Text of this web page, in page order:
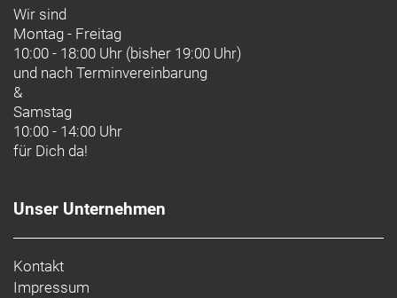
Wir sind
Montag - Freitag
10:00 - 18:00 Uhr (bisher 19:00 Uhr)
und nach Terminvereinbarung
&
Samstag
10:00 - 14:00 Uhr
für Dich da!
Unser Unternehmen
Kontakt
Impressum